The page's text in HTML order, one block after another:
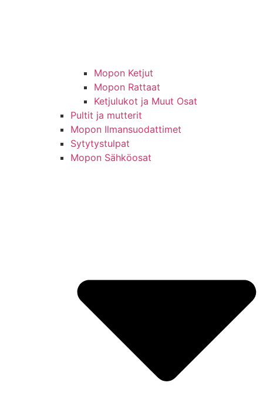
Mopon Ketjut
Mopon Rattaat
Ketjulukot ja Muut Osat
Pultit ja mutterit
Mopon Ilmansuodattimet
Sytytystulpat
Mopon Sähköosat